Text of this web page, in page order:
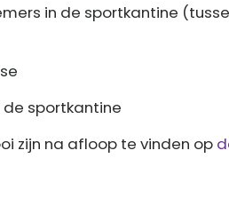
in de sportkantine
de sportkantine
zijn na afloop te vinden op